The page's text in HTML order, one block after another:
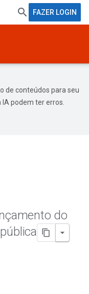
FAZER LOGIN
de conteúdos para seu
podem ter erros.
do